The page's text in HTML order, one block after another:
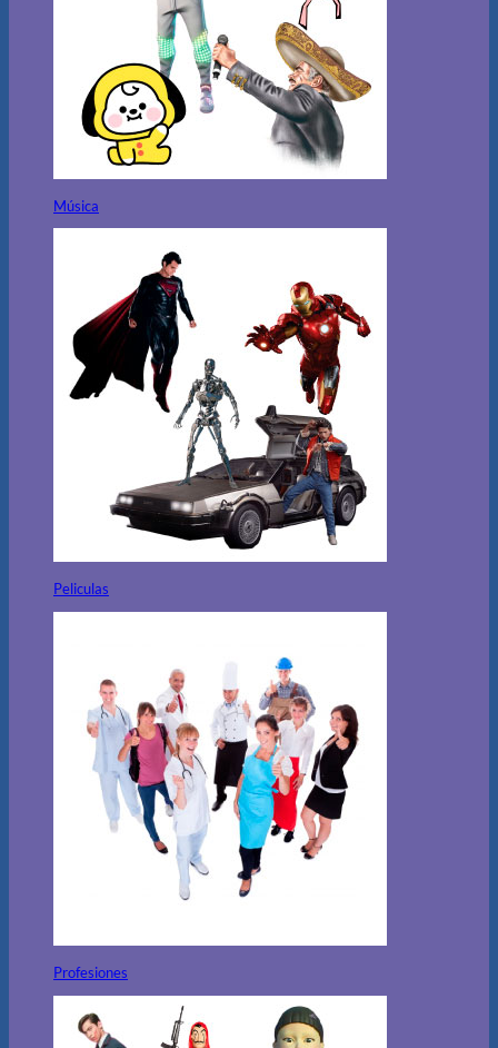
Música
Peliculas
Profesiones